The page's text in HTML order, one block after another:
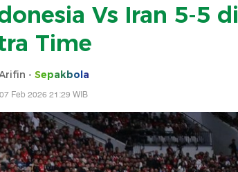
Vs Iran 5-5 di
Time
- Sepakbola
Feb 2026 21:29 WIB